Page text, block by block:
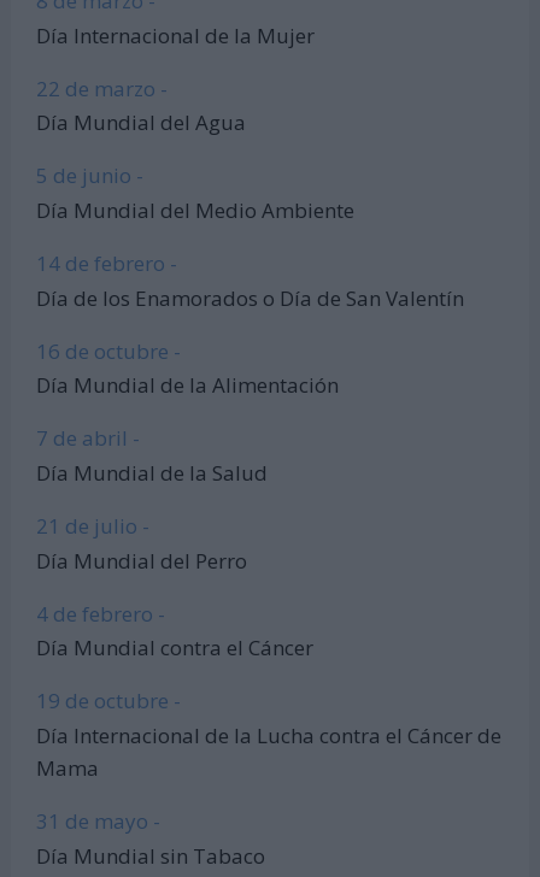
Día Internacional de la Mujer
22 de marzo -
Día Mundial del Agua
5 de junio -
Día Mundial del Medio Ambiente
14 de febrero -
Día de los Enamorados o Día de San Valentín
16 de octubre -
Día Mundial de la Alimentación
7 de abril -
Día Mundial de la Salud
21 de julio -
Día Mundial del Perro
4 de febrero -
Día Mundial contra el Cáncer
19 de octubre -
Día Internacional de la Lucha contra el Cáncer de
Mama
31 de mayo -
Día Mundial sin Tabaco